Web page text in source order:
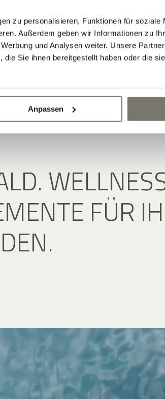
zu personalisieren, Funktionen für soziale
Außerdem geben wir Informationen zu
und Analysen weiter. Unsere
Sie ihnen bereitgestellt haben oder die
Anpassen
FÜR